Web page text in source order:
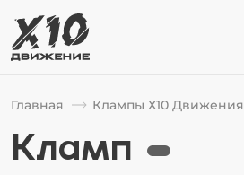
Главная Клампы Х10 Движения
Кламп